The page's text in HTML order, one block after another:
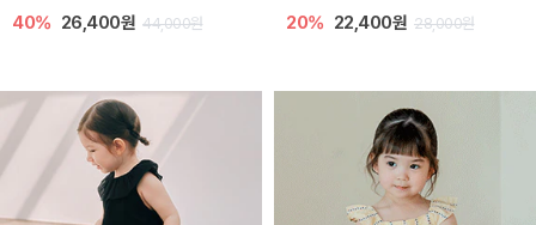
40% 26,400원 44,000원 20% 22,400원 28,000원